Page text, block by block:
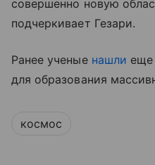
совершенно новую
подчеркивает Гезари.
Ранее ученые нашли еще
для образования
космос